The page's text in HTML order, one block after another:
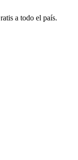
a todo el país.